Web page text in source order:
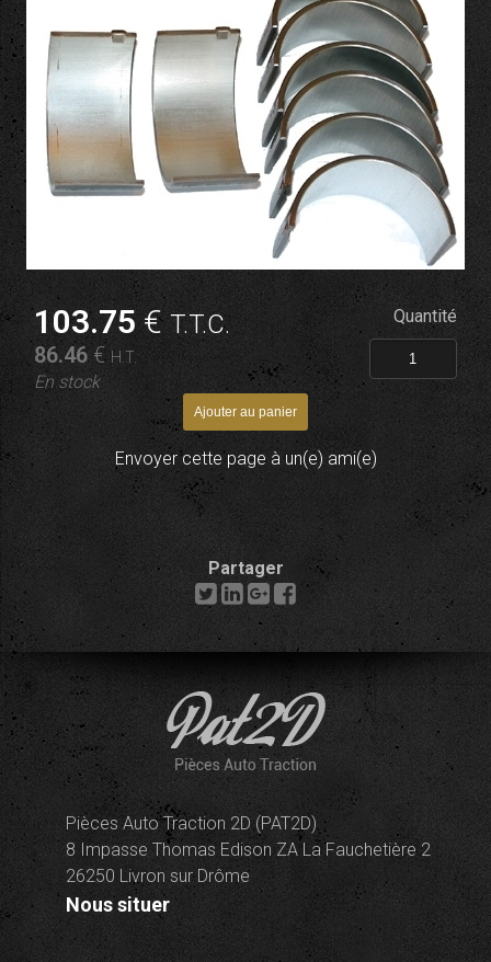
103.75€T.T.C.
86.46€H.T.
En stock
Quantité
Envoyer cette page à un(e) ami(e)
Partager
Pièces Auto Traction 2D (PAT2D)
8 Impasse Thomas Edison ZA La Fauchetière 2
26250 Livron sur Drôme
Nous situer